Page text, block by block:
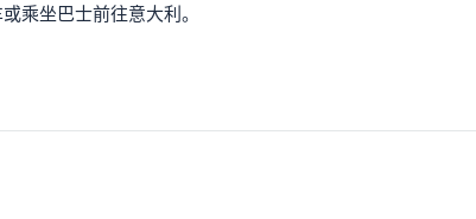
乘坐巴士前往意大利。